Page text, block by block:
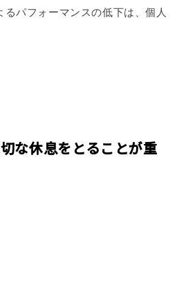
パフォーマンスの低下は、個人
な休息をとることが重